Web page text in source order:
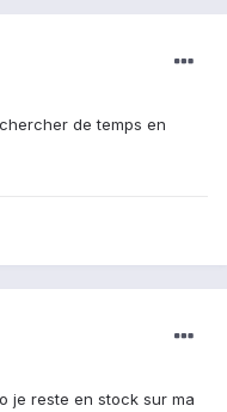
de temps en
je reste en stock sur ma